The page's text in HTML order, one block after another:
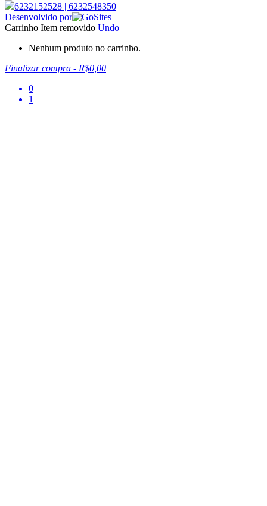
6232152528 | 6232548350
Desenvolvido por
Carrinho Item removido Undo
Nenhum produto no carrinho.
Finalizar compra - R$0,00
0
1